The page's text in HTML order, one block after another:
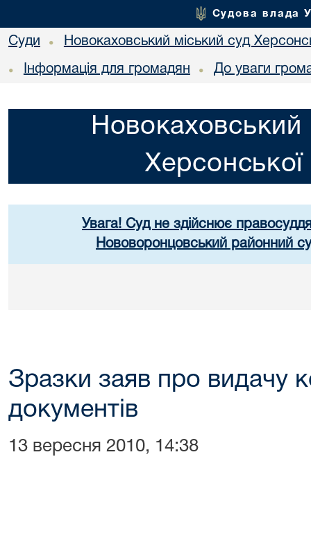
Судова влада
Суди • Новокаховський міський суд
• Інформація для громадян • До уваги
Новокаховський
Херсонської
Увага! Суд не здійснює
Нововоронцовський районний
Зразки заяв про видачу
документів
13 вересня 2010, 14:38